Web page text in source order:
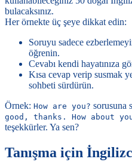
bulacaksınız.
Her örnekte üç şeye dikkat edin:
Soruyu sadece
öğrenin.
Cevabı kendi hayatınıza
Kısa cevap verip susmak
sohbeti sürdürün.
Örnek: How are you? sorusuna
good, thanks. How about
teşekkürler. Ya sen?
Tanışma için